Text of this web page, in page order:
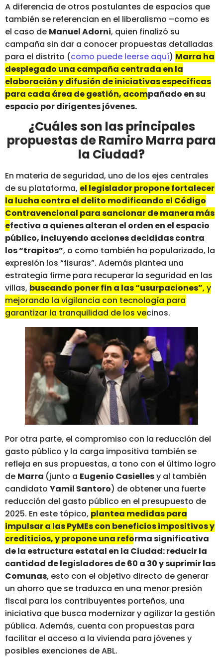
A diferencia de otros postulantes de espacios que
también se referencian en el liberalismo –como es
el caso de Manuel Adorni, quien finalizó su
campaña sin dar a conocer propuestas detalladas
para el distrito (como puede leerse aquí) Marra ha
desplegado una campaña centrada en la
elaboración y difusión de iniciativas específicas
para cada área de gestión, acompañado en su
espacio por dirigentes jóvenes.
¿Cuáles son las principales
propuestas de Ramiro Marra para
la Ciudad?
En materia de seguridad, uno de los ejes centrales
de su plataforma, el legislador propone fortalecer
la lucha contra el delito modificando el Código
Contravencional para sancionar de manera más
efectiva a quienes alteran el orden en el espacio
público, incluyendo acciones decididas contra
los “trapitos”, o como también ha popularizado, la
expresión los “fisuras”. Además plantea una
estrategia firme para recuperar la seguridad en las
villas, buscando poner fin a las “usurpaciones”, y
mejorando la vigilancia con tecnología para
garantizar la tranquilidad de los vecinos.
Por otra parte, el compromiso con la reducción del
gasto público y la carga impositiva también se
refleja en sus propuestas, a tono con el último logro
de Marra (junto a Eugenio Casiellesy al también
candidato Yamil Santoro) de obtener una fuerte
reducción del gasto público en el presupuesto de
2025. En este tópico, plantea medidas para
impulsar a las PyMEs con beneficios impositivos y
crediticios, y propone una reforma significativa
de la estructura estatal en la Ciudad: reducir la
cantidad de legisladores de 60 a 30 y suprimir las
Comunas, esto con el objetivo directo de generar
un ahorro que se traduzca en una menor presión
fiscal para los contribuyentes porteños, una
iniciativa que busca modernizar y agilizar la gestión
pública. Además, cuenta con propuestas para
facilitar el acceso a la vivienda para jóvenes y
posibles exenciones de ABL.